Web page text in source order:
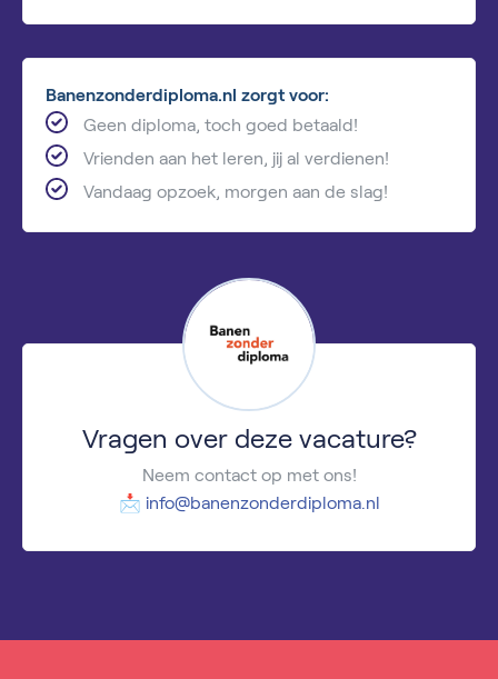
Banenzonderdiploma.nl zorgt voor:
Geen diploma, toch goed betaald!
Vrienden aan het leren, jij al verdienen!
Vandaag opzoek, morgen aan de slag!
Vragen over deze vacature?
Neem contact op met ons!
📩 info@banenzonderdiploma.nl